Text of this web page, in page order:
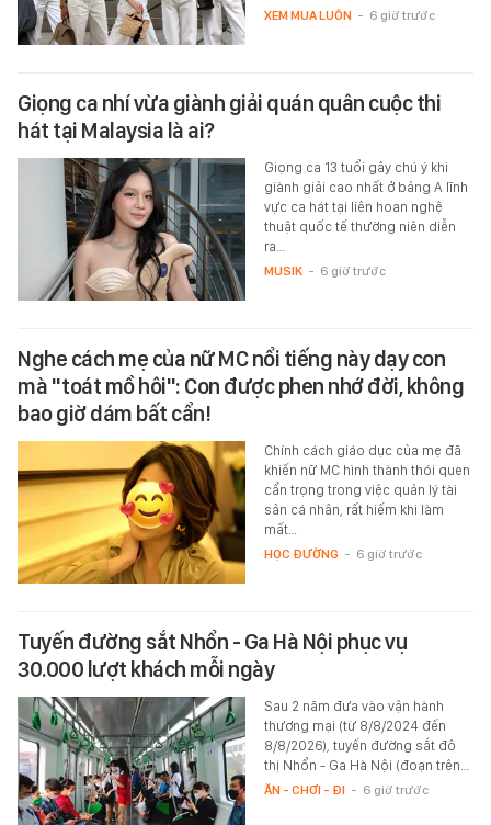
XEM MUA LUÔN - 6 giờ trước
Giọng ca nhí vừa giành giải quán quân cuộc thi
hát tại Malaysia là ai?
Giọng ca 13 tuổi gây chú ý khi
giành giải cao nhất ở bảng A lĩnh
vực ca hát tại liên hoan nghệ
thuật quốc tế thường niên diễn
ra…
MUSIK - 6 giờ trước
Nghe cách mẹ của nữ MC nổi tiếng này dạy con
mà "toát mồ hôi": Con được phen nhớ đời, không
bao giờ dám bất cẩn!
Chính cách giáo dục của mẹ đã
khiến nữ MC hình thành thói quen
cẩn trọng trong việc quản lý tài
sản cá nhân, rất hiếm khi làm
mất…
HỌC ĐƯỜNG - 6 giờ trước
Tuyến đường sắt Nhổn - Ga Hà Nội phục vụ
30.000 lượt khách mỗi ngày
Sau 2 năm đưa vào vận hành
thương mại (từ 8/8/2024 đến
8/8/2026), tuyến đường sắt đô
thị Nhổn - Ga Hà Nội (đoạn trên…
ĂN - CHƠI - ĐI - 6 giờ trước